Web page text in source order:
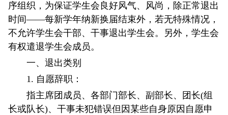
序组织，为保证学生会良好风气、风尚，除正常退出
时间——每新学年纳新换届结束外，若无特殊情况，
不允许学生会干部、干事退出学生会。另外，学生会
有权遣退学生会成员。
一、退出类别
1. 自愿辞职：
指主席团成员、各部门部长、副部长、团长(组
长或队长)、干事未犯错误但因某些自身原因自愿申